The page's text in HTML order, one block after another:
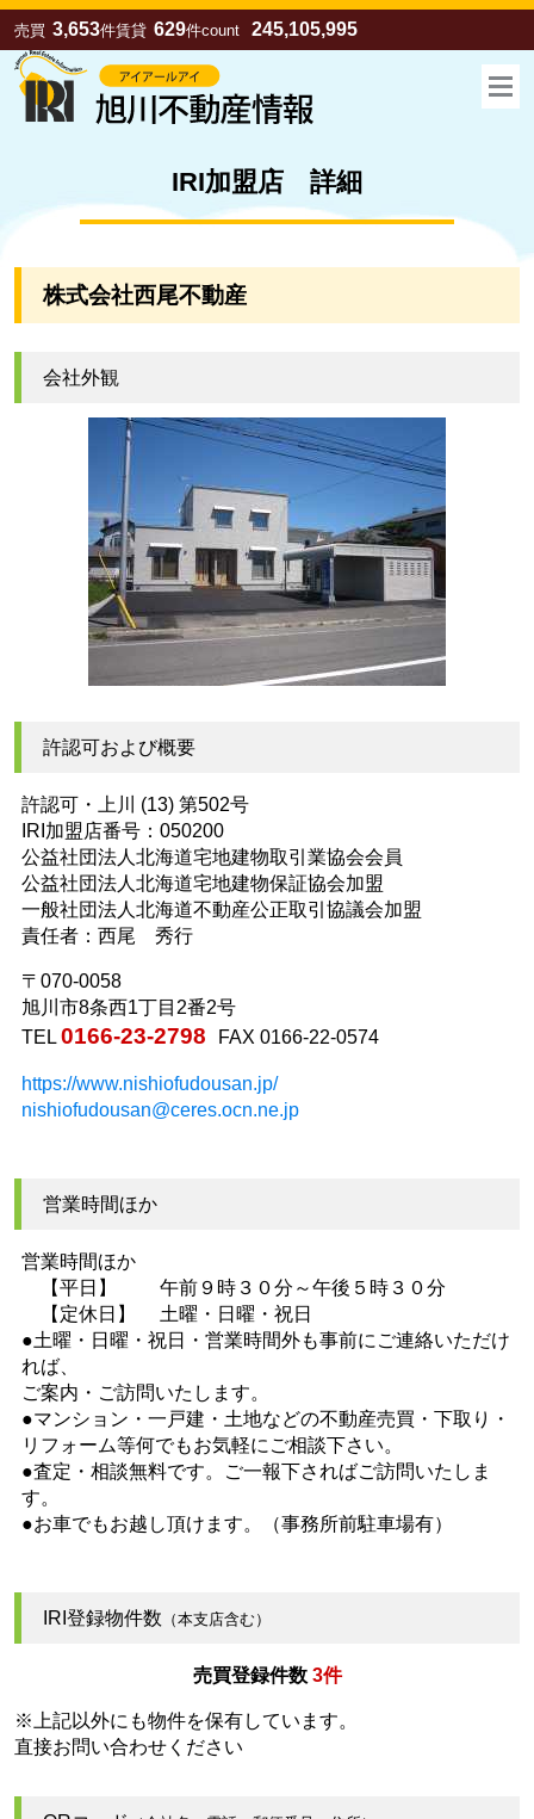
売買 3,653件賃貸 629件count 245,105,995
お気に入り 売買
IRI加盟店 詳細
株式会社西尾不動産
会社外観
許認可および概要
許認可・上川 (13) 第502号
IRI加盟店番号：050200
公益社団法人北海道宅地建物取引業協会会員
公益社団法人北海道宅地建物保証協会加盟
一般社団法人北海道不動産公正取引協議会加盟
責任者：西尾 秀行
〒070-0058
旭川市8条西1丁目2番2号
TEL 0166-23-2798 FAX 0166-22-0574
https://www.nishiofudousan.jp/
nishiofudousan@ceres.ocn.ne.jp
営業時間ほか
営業時間ほか
【平日】 午前９時３０分～午後５時３０分
【定休日】 土曜・日曜・祝日
●土曜・日曜・祝日・営業時間外も事前にご連絡いただけ
れば、
ご案内・ご訪問いたします。
●マンション・一戸建・土地などの不動産売買・下取り・
リフォーム等何でもお気軽にご相談下さい。
●査定・相談無料です。ご一報下さればご訪問いたしま
す。
●お車でもお越し頂けます。（事務所前駐車場有）
IRI登録物件数 （本支店含む）
売買登録件数 3件
※上記以外にも物件を保有しています。
直接お問い合わせください